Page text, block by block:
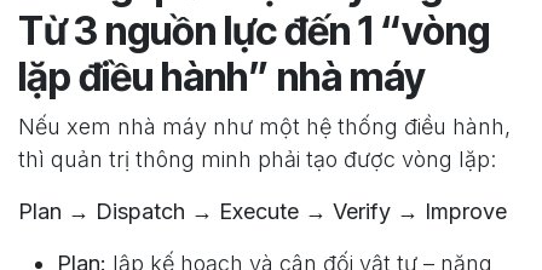
Từ 3 nguồn lực đến 1 “vòng
lặp điều hành” nhà máy
Nếu xem nhà máy như một hệ thống điều hành,
thì quản trị thông minh phải tạo được vòng lặp:
Plan → Dispatch → Execute → Verify → Improve
Plan: lập kế hoạch và cân đối vật tư – năng